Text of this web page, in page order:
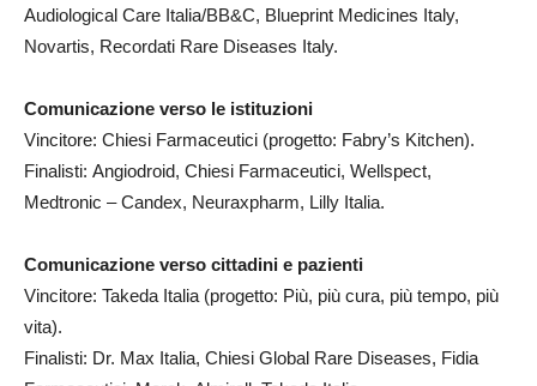
Audiological Care Italia/BB&C, Blueprint Medicines Italy,
Novartis, Recordati Rare Diseases Italy.
Comunicazione verso le istituzioni
Vincitore: Chiesi Farmaceutici (progetto: Fabry’s Kitchen).
Finalisti: Angiodroid, Chiesi Farmaceutici, Wellspect,
Medtronic – Candex, Neuraxpharm, Lilly Italia.
Comunicazione verso cittadini e pazienti
Vincitore: Takeda Italia (progetto: Più, più cura, più tempo, più
vita).
Finalisti: Dr. Max Italia, Chiesi Global Rare Diseases, Fidia